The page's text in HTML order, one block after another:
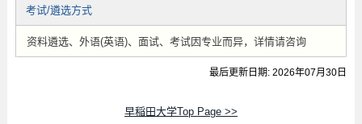
考试/遴选方式
资料遴选、外语(英语)、面试、考试因专业而异，详情请咨询
最后更新日期: 2026年07月30日
早稲田大学Top Page >>